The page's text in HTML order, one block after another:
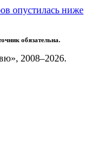
опустилась ниже
обязательна.
2008–2026.